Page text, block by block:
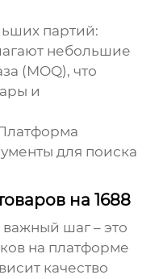
партий:
небольшие
(MOQ), что
и
для поиска
на 1688
шаг – это
на платформе
качество